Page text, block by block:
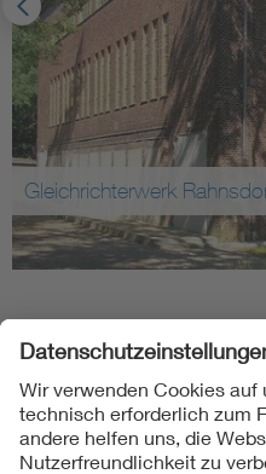
Gleichrichterwerk
Folgen Sie uns